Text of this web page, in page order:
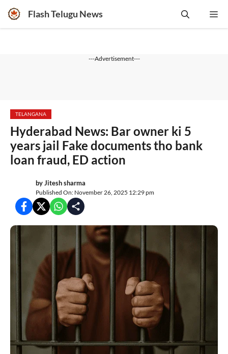
content
Flash Telugu News
---Advertisement---
TELANGANA
Hyderabad News: Bar owner ki 5
years jail Fake documents tho bank
loan fraud, ED action
byJitesh sharma
Published On: November 26, 2025 12:29 pm